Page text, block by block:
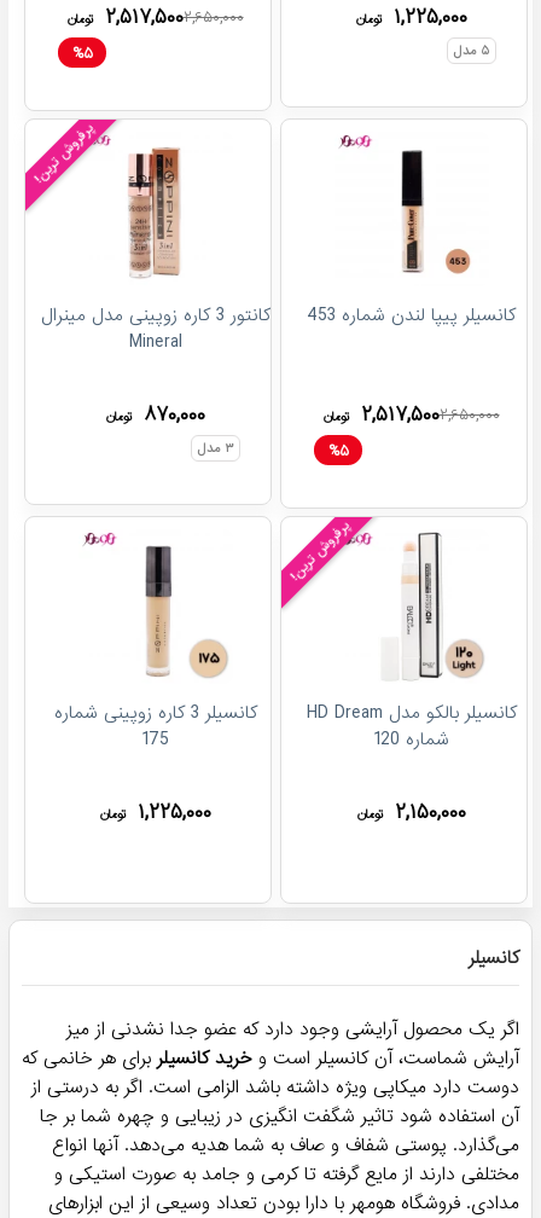
۱,۲۲۵,۰۰۰
تومان
۵ مدل
۲,۶۵۰,۰۰۰۲,۵۱۷,۵۰۰ تومان
%۵
کانسیلر پیپا لندن شماره 453
۲,۶۵۰,۰۰۰۲,۵۱۷,۵۰۰ تومان
%۵
پرفروش ترین!
کانتور 3 کاره زوپینی مدل مینرال
Mineral
۸۷۰,۰۰۰
تومان
۳ مدل
پرفروش ترین!
کانسیلر بالکو مدل HD Dream
شماره 120
۲,۱۵۰,۰۰۰ تومان
کانسیلر 3 کاره زوپینی شماره
175
۱,۲۲۵,۰۰۰ تومان
کانسیلر
اگر یک محصول آرایشی وجود دارد که عضو جدا نشدنی از میز
آرایش شماست، آن کانسیلر است و خرید کانسیلر برای هر خانمی که
دوست دارد میکاپی ویژه داشته باشد الزامی است. اگر به درستی از
آن استفاده شود تاثیر شگفت انگیزی در زیبایی و چهره شما بر جا
می‌گذارد. پوستی شفاف و صاف به شما هدیه می‌دهد. آنها انواع
مختلفی دارند از مایع گرفته تا کرمی و جامد به صورت استیکی و
مدادی. فروشگاه هومهر با دارا بودن تعداد وسیعی از این ابزارهای